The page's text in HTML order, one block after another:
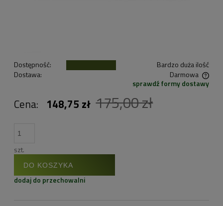
Dostępność:
Bardzo duża ilość
Dostawa:
Darmowa
Cena nie zawiera ewentualnych kosztów płatnościsprawdź formy dostawy
Cena: 148,75 zł 175,00 zł
szt.
DO KOSZYKA
dodaj do przechowalni